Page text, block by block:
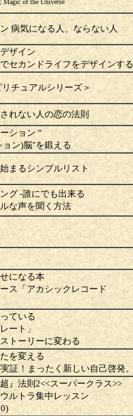
of the Universe
病気になる人、ならない人
ザイン
カンドライフをデザインする
チュアルシリーズ＞
れない人の恋の法則
ション “
ョン)脳"を鍛える
まるシンプルリスト
グ -誰にでも出来る
な声を聞く方法
せになる本
ス「アカシックレコード
ている
ート」
トーリーに変わる
たを変える
証！まったく新しい自己啓発。
』法則2<<スーパークラス>>
ルトラ集中レッスン